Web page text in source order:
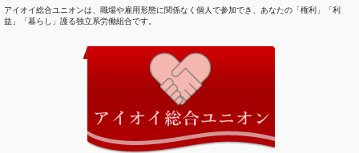
アイオイ総合ユニオンは、職場や雇用形態に関係なく個人で参加でき、あなたの「権利」「利
益」「暮らし」護る独立系労働組合です。